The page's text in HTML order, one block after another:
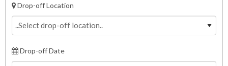
Drop-off Location
Drop-off Date